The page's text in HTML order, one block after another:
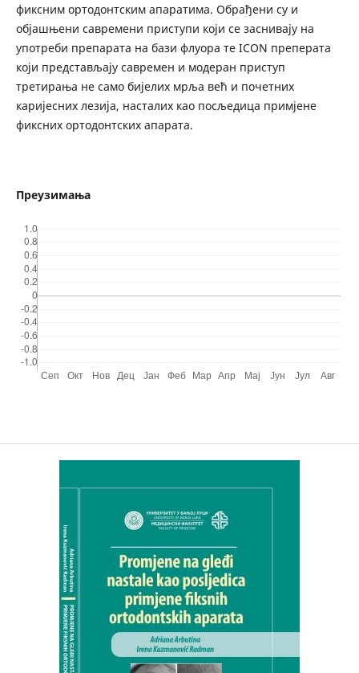
фиксним ортодонтским апаратима. Обрађени су и
објашњени савремени приступи који се заснивају на
употреби препарата на бази флуора те ICON преперата
који представљају савремен и модеран приступ
третирања не само бијелих мрља већ и почетних
каријесних лезија, насталих као посљедица примјене
фиксних ортодонтских апарата.
Преузимања